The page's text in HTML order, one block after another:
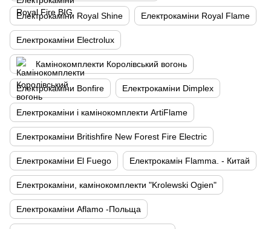
Електрокаміни Royal Shine Електрокаміни Royal Flame
Електрокаміни Electrolux
Камінокомплекти Королівський вогонь
Електрокаміни Bonfire Електрокаміни Dimplex
Електрокаміни і камінокомплекти ArtiFlame
Електрокаміни Britishfire New Forest Fire Electric
Електрокаміни El Fuego Електрокамін Flamma. - Китай
Електрокаміни, камінокомплекти "Krolewski Ogien"
Електрокаміни Aflamo -Польща